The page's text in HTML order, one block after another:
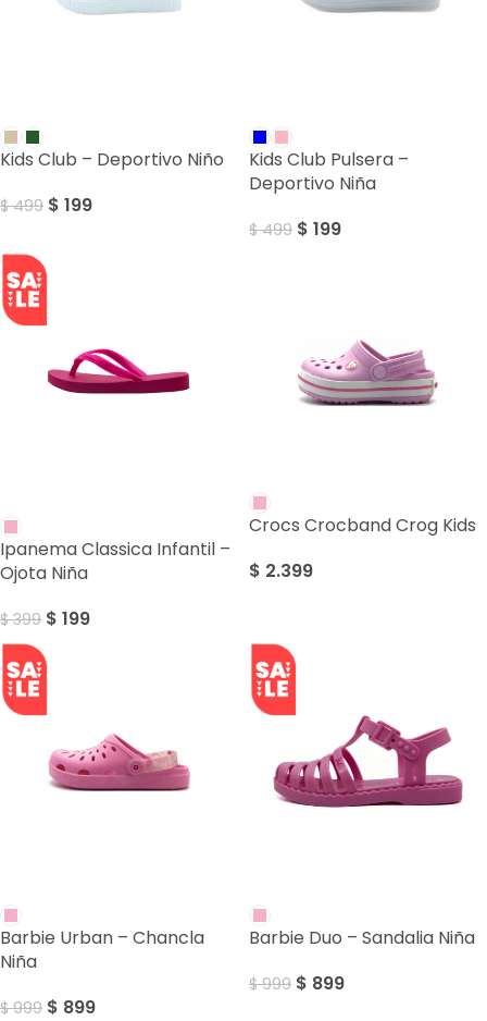
Kids Club – Deportivo Niño
$499 $ 199
Kids Club Pulsera –
Deportivo Niña
$499 $ 199
Ipanema Classica Infantil –
Ojota Niña
$399 $ 199
Crocs Crocband Crog Kids
$ 2.399
Barbie Urban – Chancla
Niña
$999 $ 899
Barbie Duo – Sandalia Niña
$999 $ 899